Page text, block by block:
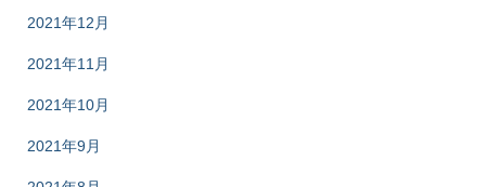
2021年12月
2021年11月
2021年10月
2021年9月